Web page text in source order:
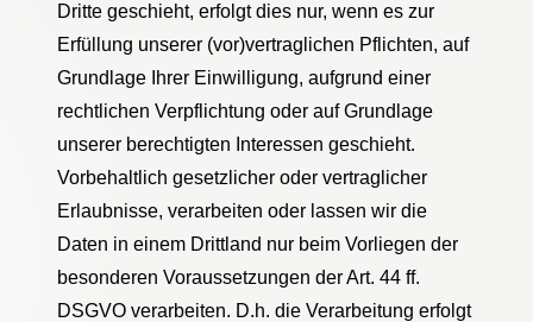
Dritte geschieht, erfolgt dies nur, wenn es zur
Erfüllung unserer (vor)vertraglichen Pflichten, auf
Grundlage Ihrer Einwilligung, aufgrund einer
rechtlichen Verpflichtung oder auf Grundlage
unserer berechtigten Interessen geschieht.
Vorbehaltlich gesetzlicher oder vertraglicher
Erlaubnisse, verarbeiten oder lassen wir die
Daten in einem Drittland nur beim Vorliegen der
besonderen Voraussetzungen der Art. 44 ff.
DSGVO verarbeiten. D.h. die Verarbeitung erfolgt